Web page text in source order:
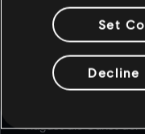
RENGOKU
August die Gunst der
Set
Decline